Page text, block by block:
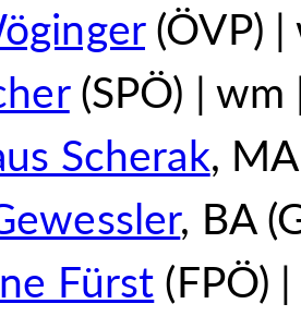
(ÖVP) |
(SPÖ) | wm
Scherak,
, BA
Fürst (FPÖ)